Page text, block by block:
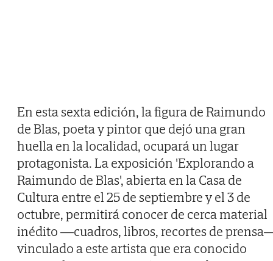
En esta sexta edición, la figura de Raimundo
de Blas, poeta y pintor que dejó una gran
huella en la localidad, ocupará un lugar
protagonista. La exposición 'Explorando a
Raimundo de Blas', abierta en la Casa de
Cultura entre el 25 de septiembre y el 3 de
octubre, permitirá conocer de cerca material
inédito —cuadros, libros, recortes de
vinculado a este artista que era conocido